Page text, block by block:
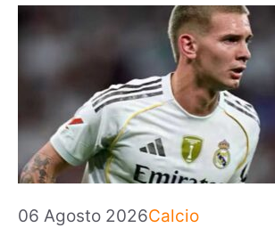
06 Agosto 2026Categorie
Calcio